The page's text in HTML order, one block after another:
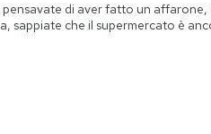
pensavate di aver fatto un
sappiate che il supermercato è